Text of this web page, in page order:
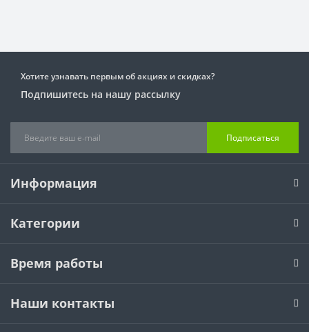
Хотите узнавать первым об акциях и скидках?
Подпишитесь на нашу рассылку
Подписаться
Информация
Категории
Время работы
Наши контакты